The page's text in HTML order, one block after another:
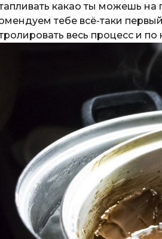
какао ты можешь
тебе всё-таки
весь процесс и